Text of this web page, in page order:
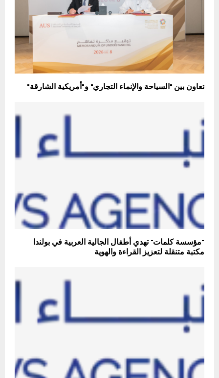
تعاون بين "السياحة والإنماء التجاري" و"أمريكية الشارقة"
"مؤسسة كلمات" تهدي أطفال الجالية العربية في بولندا
مكتبة متنقلة لتعزيز القراءة والهوية